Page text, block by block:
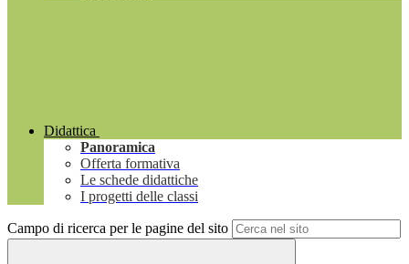
Didattica
Panoramica
Offerta formativa
Le schede didattiche
I progetti delle classi
Campo di ricerca per le pagine del sito